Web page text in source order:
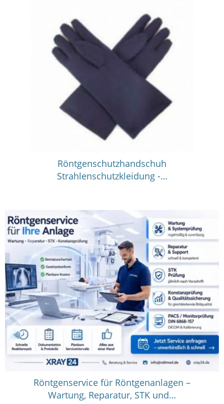
Röntgenschutzhandschuh
Strahlenschutzkleidung -…
Röntgenservice für Röntgenanlagen –
Wartung, Reparatur, STK und…